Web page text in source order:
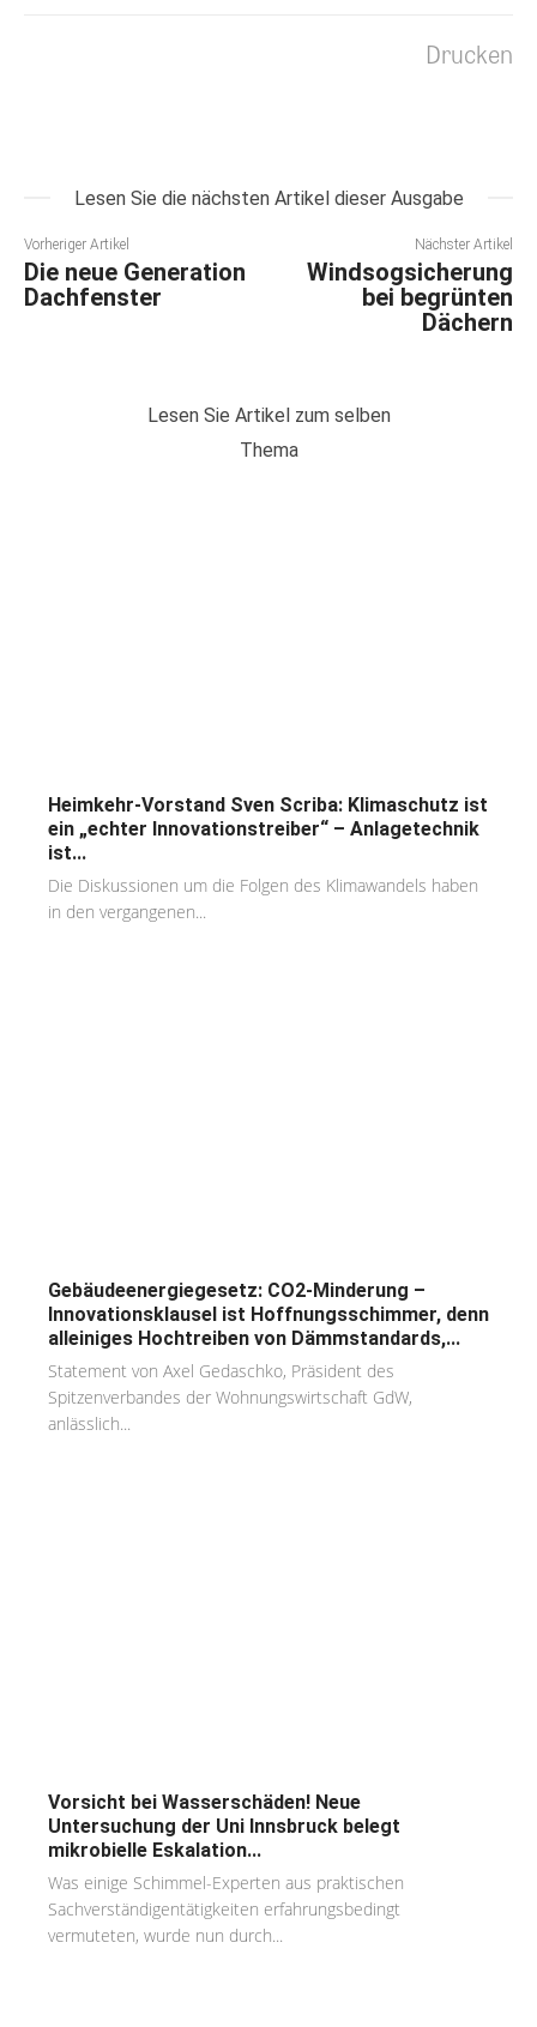
Drucken
Lesen Sie die nächsten Artikel dieser Ausgabe
Vorheriger Artikel
Die neue Generation
Dachfenster
Nächster Artikel
Windsogsicherung
bei begrünten
Dächern
Lesen Sie Artikel zum selben
Thema
Heimkehr-Vorstand Sven Scriba: Klimaschutz ist
ein „echter Innovationstreiber“ – Anlagetechnik
ist...
Die Diskussionen um die Folgen des Klimawandels haben
in den vergangenen...
Gebäudeenergiegesetz: CO2-Minderung –
Innovationsklausel ist Hoffnungsschimmer, denn
alleiniges Hochtreiben von Dämmstandards,...
Statement von Axel Gedaschko, Präsident des
Spitzenverbandes der Wohnungswirtschaft GdW,
anlässlich...
Vorsicht bei Wasserschäden! Neue
Untersuchung der Uni Innsbruck belegt
mikrobielle Eskalation...
Was einige Schimmel-Experten aus praktischen
Sachverständigentätigkeiten erfahrungsbedingt
vermuteten, wurde nun durch...